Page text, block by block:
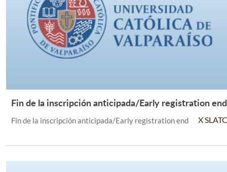
Leer Más +
Fin de la inscripción anticipada/Early registration end
Fin de la inscripción anticipada/Early registration end X